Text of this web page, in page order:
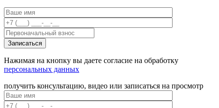
Нажимая на кнопку вы даете согласие на обработку
персональных данных
получить консультацию, видео или записаться на просмотр